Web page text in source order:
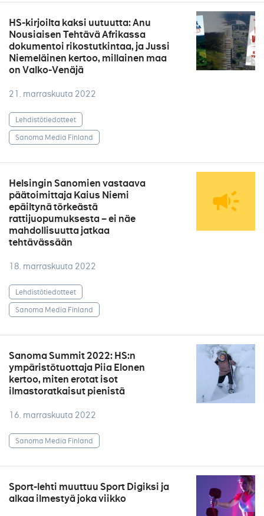
HS-kirjoilta kaksi uutuutta: Anu
Nousiaisen Tehtävä Afrikassa
dokumentoi rikostutkintaa, ja Jussi
Niemeläinen kertoo, millainen maa
on Valko-Venäjä
21. marraskuuta 2022
Lehdistötiedotteet
Sanoma Media Finland
Helsingin Sanomien vastaava
päätoimittaja Kaius Niemi
epäiltynä törkeästä
rattijuopumuksesta – ei näe
mahdollisuutta jatkaa
tehtävässään
18. marraskuuta 2022
Lehdistötiedotteet
Sanoma Media Finland
Sanoma Summit 2022: HS:n
ympäristötuottaja Piia Elonen
kertoo, miten erotat isot
ilmastoratkaisut pienistä
16. marraskuuta 2022
Sanoma Media Finland
Sport-lehti muuttuu Sport Digiksi ja
alkaa ilmestyä joka viikko